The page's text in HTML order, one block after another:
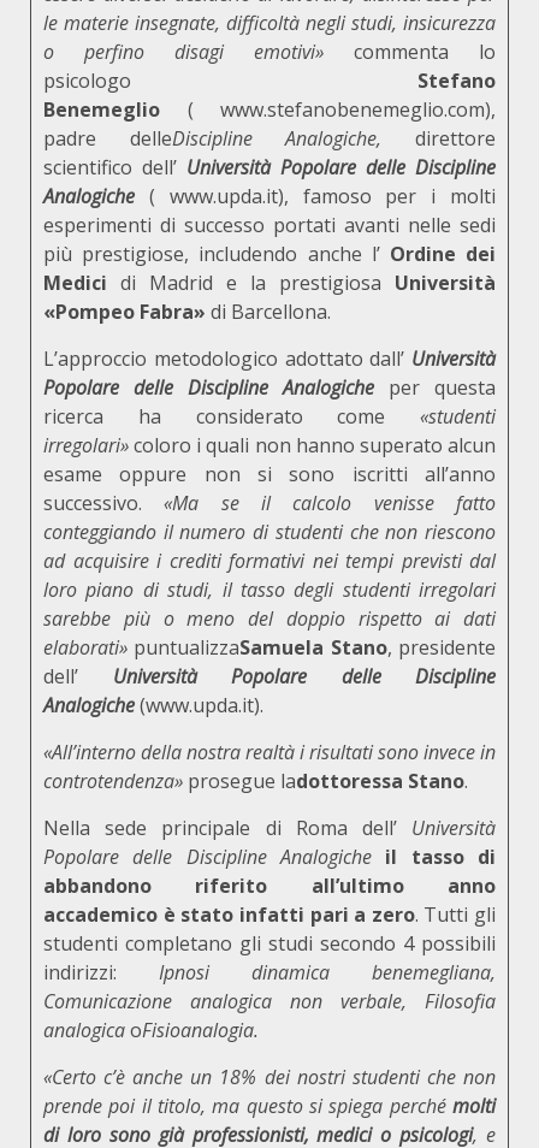
le materie insegnate, difficoltà negli studi, insicurezza
o perfino disagi emotivi» commenta lo
psicologo Stefano
Benemeglio ( www.stefanobenemeglio.com),
padre delleDiscipline Analogiche, direttore
scientifico dell’ Università Popolare delle Discipline
Analogiche ( www.upda.it), famoso per i molti
esperimenti di successo portati avanti nelle sedi
più prestigiose, includendo anche l’ Ordine dei
Medici di Madrid e la prestigiosa Università
«Pompeo Fabra» di Barcellona.
L’approccio metodologico adottato dall’ Università
Popolare delle Discipline Analogiche per questa
ricerca ha considerato come «studenti
irregolari»coloro i quali non hanno superato alcun
esame oppure non si sono iscritti all’anno
successivo.«Ma se il calcolo venisse fatto
conteggiando il numero di studenti che non riescono
ad acquisire i crediti formativi nei tempi previsti dal
loro piano di studi, il tasso degli studenti irregolari
sarebbe più o meno del doppio rispetto ai dati
elaborati» puntualizzaSamuela Stano, presidente
dell’ Università Popolare delle Discipline
Analogiche(www.upda.it).
«All’interno della nostra realtà i risultati sono invece in
controtendenza» prosegue ladottoressa Stano.
Nella sede principale di Roma dell’ Università
Popolare delle Discipline Analogiche il tasso di
abbandono riferito all’ultimo anno
accademico è stato infatti pari a zero. Tutti gli
studenti completano gli studi secondo 4 possibili
indirizzi: Ipnosi dinamica benemegliana,
Comunicazione analogica non verbale, Filosofia
analogicaoFisioanalogia.
«Certo c’è anche un 18% dei nostri studenti che non
prende poi il titolo, ma questo si spiega perchémolti
di loro sono già professionisti, medici o psicologi, e